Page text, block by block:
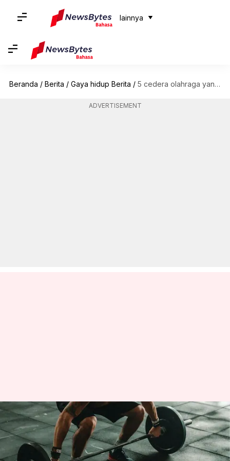
lainnya
Beranda / Berita / Gaya hidup Berita / 5 cedera olahraga yang umum terjadi dan cara mencegahnya
ADVERTISEMENT
5 cedera olahraga yang umum
terjadi dan cara mencegahnya
menulis Taufiq Al Jufri Jun 15, 2023 01:16 pm